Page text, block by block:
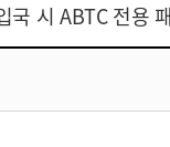
국 시 ABTC 전용